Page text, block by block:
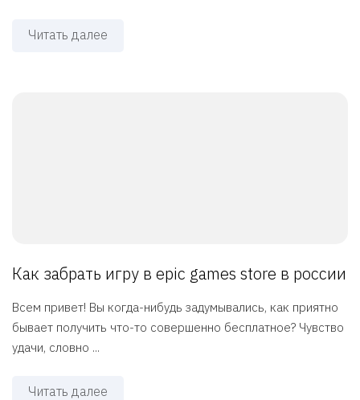
Читать далее
Как забрать игру в epic games store в россии
Всем привет! Вы когда-нибудь задумывались, как приятно
бывает получить что-то совершенно бесплатное? Чувство
удачи, словно ...
Читать далее